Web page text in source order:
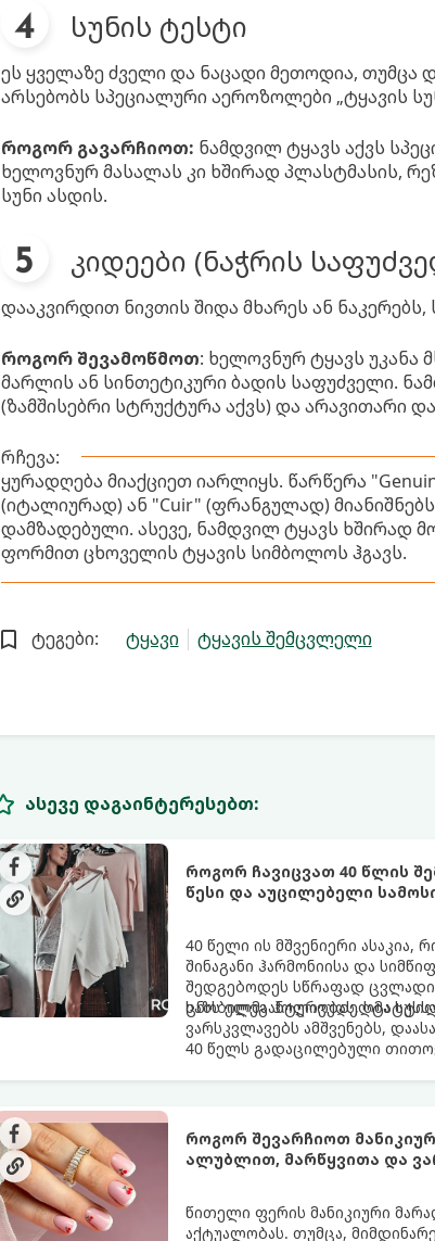
სუნის ტესტი
ეს ყველაზე ძველი და ნაცადი მეთოდია,
არსებობს სპეციალური აეროზოლები „ტყავის
როგორ გავარჩიოთ: ნამდვილ ტყავს აქვს
ხელოვნურ მასალას კი ხშირად პლასტმასის,
სუნი ასდის.
კიდეები (ნაჭრის
დააკვირდით ნივთის შიდა მხარეს ან ნაკერებს,
როგორ შევამოწმოთ: ხელოვნურ ტყავს უკანა
მარლის ან სინთეტიკური ბადის საფუძველი.
(ზამშისებრი სტრუქტურა აქვს) და არავითარი
რჩევა:
ყურადღება მიაქციეთ იარლიყს. წარწერა
(იტალიურად) ან "Cuir" (ფრანგულად)
დამზადებული. ასევე, ნამდვილ ტყავს ხშირად
ფორმით ცხოველის ტყავის სიმბოლოს ჰგავს.
ტეგები: ტყავი ტყავის შემცვლელი
ასევე დაგაინტერესებთ:
როგორ ჩავიცვათ 40 წლის
წესი და აუცილებელი
40 წელი ის მშვენიერი
შინაგანი ჰარმონიისა და
შედგებოდეს სწრაფად ცვლადი,
ხაზს ელეგანტურობას,
ცნობილმა ჰოლივუდელმა
ვარსკვლავებს ამშვენებს,
40 წელს გადაცილებული
როგორ შევარჩიოთ
ალუბლით, მარწყვითა და
წითელი ფერის მანიკიური
აქტუალობას. თუმცა,